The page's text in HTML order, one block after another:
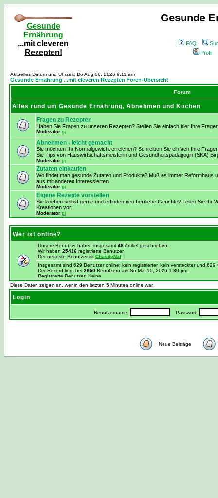
Gesunde
Ernährung
...mit cleveren
Rezepten!
Gesunde
FAQ
Profil
Aktuelles Datum und Uhrzeit: Do Aug 06, 2026 9:11 am
Gesunde Ernährung ...mit cleveren Rezepten Foren-Übersicht
Forum
Alles rund um Gesunde Ernährung, Abnehmen und Kochen
Fragen zu Rezepten
Haben Sie Fragen zu unseren Rezepten? Stellen Sie einfach hier Ihre
Moderator pj
Abnehmen - leicht gemacht
Sie möchten Ihr Normalgewicht erreichen? Schreiben Sie einfach Ihre
Sie Tips von Hauswirtschaftsmeisterin und Gesundheitspädagogin (SKA)
Moderator pj
Zutaten einkaufen
Wo findet man gesunde Zutaten und Produkte? Muß es immer Reformhaus
aus mit anderen Interessierten.
Moderator pj
Eigene Rezepte vorstellen
Sie kochen selbst gerne und erfinden neu herrliche Gerichte? Teilen Sie Ihr
Kreationen vor.
Moderator pj
Wer ist online?
Unsere Benutzer haben insgesamt 48Artikel geschrieben.
Wir haben 25416 registrierte Benutzer.
Der neueste Benutzer ist ChasityNaf.
Insgesamt sind 629 Benutzer online: kein registrierter, kein versteckter und
Der Rekord liegt bei 2650 Benutzern am So Mai 10, 2026 1:30 pm.
Registrierte Benutzer: Keine
Diese Daten zeigen an, wer in den letzten 5 Minuten online war.
Login
Benutzername: Passwort:
Neue Beiträge